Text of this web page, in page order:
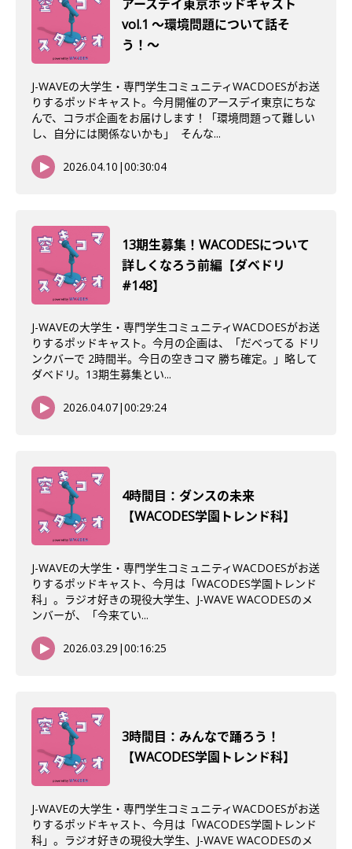
アースデイ東京ポッドキャスト
vol.1 〜環境問題について話そ
う！〜
J-WAVEの大学生・専門学生コミュニティWACDOESがお送
りするポッドキャスト。今月開催のアースデイ東京にちな
んで、コラボ企画をお届けします！「環境問題って難しい
し、自分には関係ないかも」 そんな...
2026.04.10 |00:30:04
13期生募集！WACODESについて
詳しくなろう前編【ダベドリ
#148】
J-WAVEの大学生・専門学生コミュニティWACDOESがお送
りするポッドキャスト。今月の企画は、「だべってる ドリ
ンクバーで 2時間半。今日の空きコマ 勝ち確定。」略して
ダベドリ。13期生募集とい...
2026.04.07|00:29:24
4時間目：ダンスの未来
【WACODES学園トレンド科】
J-WAVEの大学生・専門学生コミュニティWACDOESがお送
りするポッドキャスト、今月は「WACODES学園トレンド
科」。ラジオ好きの現役大学生、J-WAVE WACODESのメ
ンバーが、「今来てい...
2026.03.29 |00:16:25
3時間目：みんなで踊ろう！
【WACODES学園トレンド科】
J-WAVEの大学生・専門学生コミュニティWACDOESがお送
りするポッドキャスト、今月は「WACODES学園トレンド
科」。ラジオ好きの現役大学生、J-WAVE WACODESのメ